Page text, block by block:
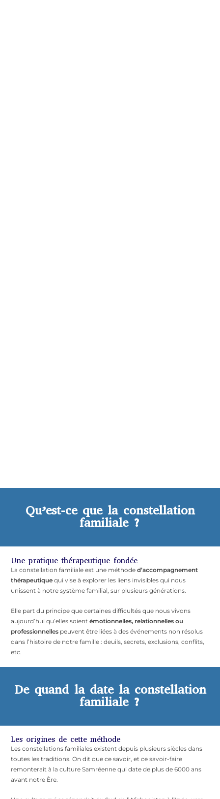
Qu’est-ce que la constellation
familiale ?
Une pratique thérapeutique fondée
La constellation familiale est une méthoded’accompagnement
thérapeutique qui vise à explorer les liens invisibles qui nous
unissent à notre système familial, sur plusieurs générations.
Elle part du principe que certaines difficultés que nous vivons
aujourd’hui qu’elles soientémotionnelles, relationnelles ou
professionnelles peuvent être liées à des événements non résolus
dans l’histoire de notre famille : deuils, secrets, exclusions, conflits,
etc.
De quand la date la constellation
familiale ?
Les origines de cette méthode
Les constellations familiales existent depuis plusieurs siècles dans
toutes les traditions. On dit que ce savoir, et ce savoir-faire
remonterait à la culture Samréenne qui date de plus de 6000 ans
avant notre Ère.